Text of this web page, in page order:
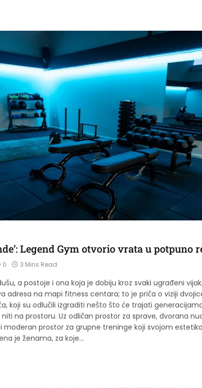
Legend Gym otvorio vrata u
0 3 Mins Read
a postoje i ona koja je dobiju kroz svaki ugrađeni
adresa na mapi fitness centara; to je priča o viziji
koji su odlučili izgraditi nešto što će trajati
na prostoru. Uz odličan prostor za sprave, dvorana
moderan prostor za grupne treninge koji svojom
je ženama, za koje…